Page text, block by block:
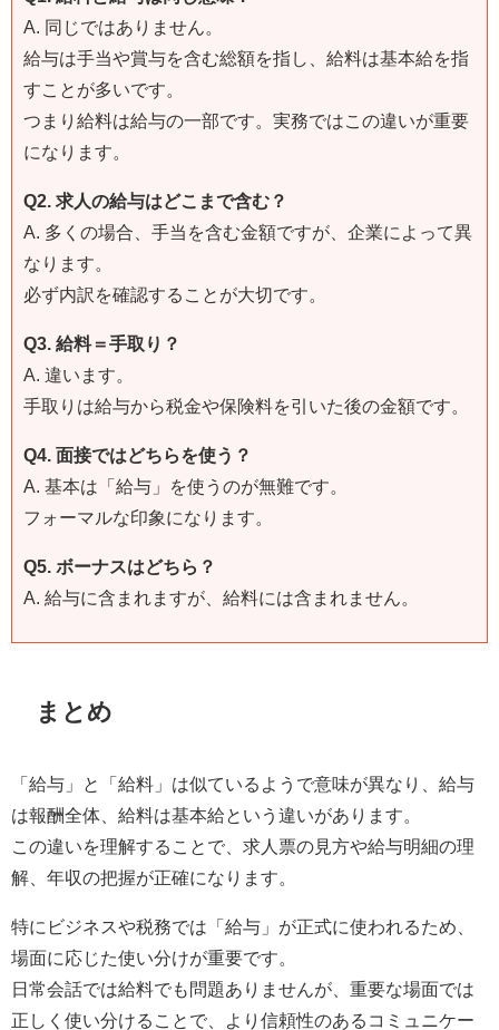
A. 同じではありません。
給与は手当や賞与を含む総額を指し、給料は基本給を指
すことが多いです。
つまり給料は給与の一部です。実務ではこの違いが重要
になります。
Q2. 求人の給与はどこまで含む？
A. 多くの場合、手当を含む金額ですが、企業によって異
なります。
必ず内訳を確認することが大切です。
Q3. 給料＝手取り？
A. 違います。
手取りは給与から税金や保険料を引いた後の金額です。
Q4. 面接ではどちらを使う？
A. 基本は「給与」を使うのが無難です。
フォーマルな印象になります。
Q5. ボーナスはどちら？
A. 給与に含まれますが、給料には含まれません。
まとめ
「給与」と「給料」は似ているようで意味が異なり、給与
は報酬全体、給料は基本給という違いがあります。
この違いを理解することで、求人票の見方や給与明細の理
解、年収の把握が正確になります。
特にビジネスや税務では「給与」が正式に使われるため、
場面に応じた使い分けが重要です。
日常会話では給料でも問題ありませんが、重要な場面では
正しく使い分けることで、より信頼性のあるコミュニケー